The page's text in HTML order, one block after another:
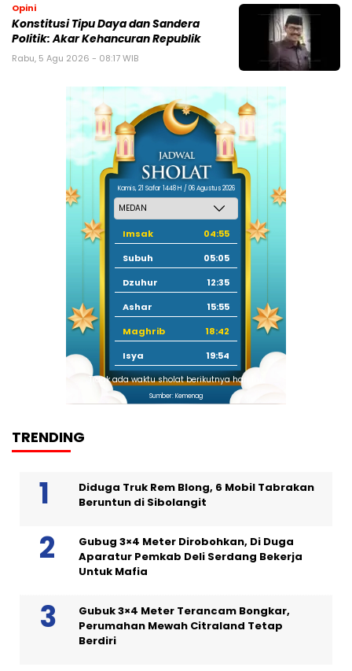
Opini
Konstitusi Tipu Daya dan Sandera
Politik: Akar Kehancuran Republik
Rabu, 5 Agu 2026 - 08:17 WIB
Kamis, 21 Safar 1448 H / 06 Agustus 2026
Imsak
04:55
Subuh
05:05
Dzuhur
12:35
Ashar
15:55
Maghrib
18:42
Isya
19:54
Tidak ada waktu sholat berikutnya hari ini.
Sumber: Kemenag
TRENDING
Diduga Truk Rem Blong, 6 Mobil Tabrakan
Beruntun di Sibolangit
Gubug 3×4 Meter Dirobohkan, Di Duga
Aparatur Pemkab Deli Serdang Bekerja
Untuk Mafia
Gubuk 3×4 Meter Terancam Bongkar,
Perumahan Mewah Citraland Tetap
Berdiri